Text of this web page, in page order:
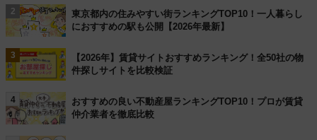
2
東京都内の住みやすい街ランキングTOP10！一人暮らし
におすすめの駅も公開【2026年最新】
3
【2026年】賃貸サイトおすすめランキング！全50社の物
件探しサイトを比較検証
4
おすすめの良い不動産屋ランキングTOP10！プロが賃貸
仲介業者を徹底比較